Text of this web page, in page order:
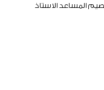
المساعد الاستاذ